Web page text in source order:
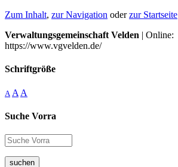
Zum Inhalt, zur Navigation oderzur Startseite
Verwaltungsgemeinschaft Velden | Online:
https://www.vgvelden.de/
Schriftgröße
A A A
Suche Vorra
suchen